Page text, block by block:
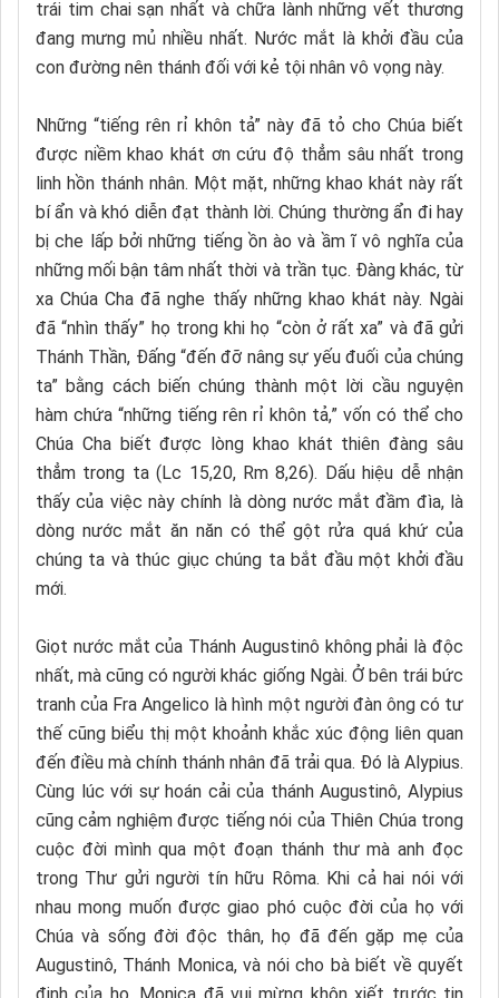
trái tim chai sạn nhất và chữa lành những vết thương
đang mưng mủ nhiều nhất. Nước mắt là khởi đầu của
con đường nên thánh đối với kẻ tội nhân vô vọng này.
Những “tiếng rên rỉ khôn tả” này đã tỏ cho Chúa biết
được niềm khao khát ơn cứu độ thẳm sâu nhất trong
linh hồn thánh nhân. Một mặt, những khao khát này rất
bí ẩn và khó diễn đạt thành lời. Chúng thường ẩn đi hay
bị che lấp bởi những tiếng ồn ào và ầm ĩ vô nghĩa của
những mối bận tâm nhất thời và trần tục. Đàng khác, từ
xa Chúa Cha đã nghe thấy những khao khát này. Ngài
đã “nhìn thấy” họ trong khi họ “còn ở rất xa” và đã gửi
Thánh Thần, Đấng “đến đỡ nâng sự yếu đuối của chúng
ta” bằng cách biến chúng thành một lời cầu nguyện
hàm chứa “những tiếng rên rỉ khôn tả,” vốn có thể cho
Chúa Cha biết được lòng khao khát thiên đàng sâu
thẳm trong ta (Lc 15,20, Rm 8,26). Dấu hiệu dễ nhận
thấy của việc này chính là dòng nước mắt đầm đìa, là
dòng nước mắt ăn năn có thể gột rửa quá khứ của
chúng ta và thúc giục chúng ta bắt đầu một khởi đầu
mới.
Giọt nước mắt của Thánh Augustinô không phải là độc
nhất, mà cũng có người khác giống Ngài. Ở bên trái bức
tranh của Fra Angelico là hình một người đàn ông có tư
thế cũng biểu thị một khoảnh khắc xúc động liên quan
đến điều mà chính thánh nhân đã trải qua. Đó là Alypius.
Cùng lúc với sự hoán cải của thánh Augustinô, Alypius
cũng cảm nghiệm được tiếng nói của Thiên Chúa trong
cuộc đời mình qua một đoạn thánh thư mà anh đọc
trong Thư gửi người tín hữu Rôma. Khi cả hai nói với
nhau mong muốn được giao phó cuộc đời của họ với
Chúa và sống đời độc thân, họ đã đến gặp mẹ của
Augustinô, Thánh Monica, và nói cho bà biết về quyết
định của họ. Monica đã vui mừng khôn xiết trước tin